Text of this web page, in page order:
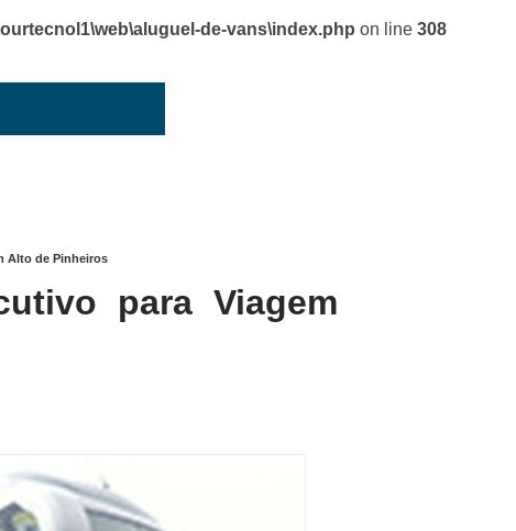
de-vans\index.php on line 308
Alto de Pinheiros
para Viagem